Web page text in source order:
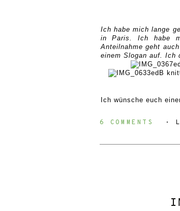
Ich habe mich lange
in Paris. Ich habe
Anteilnahme geht
einem Slogan auf. Ich
Ich wünsche euch
6 COMMENTS ⋅